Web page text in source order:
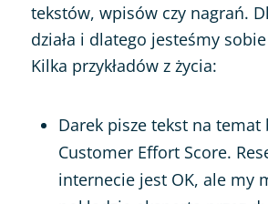
tekstów, wpisów czy nagrań.
działa i dlatego jesteśmy
Kilka przykładów z życia:
Darek pisze tekst na temat
Customer Effort Score.
internecie jest OK, ale my